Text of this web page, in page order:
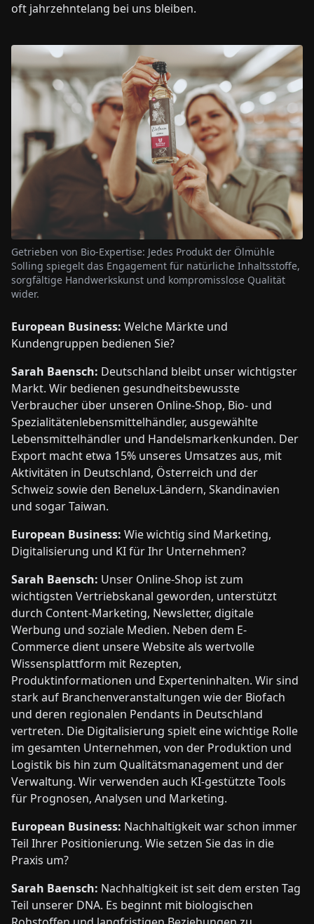
oft jahrzehntelang bei uns bleiben.
Getrieben von Bio-Expertise: Jedes Produkt der Ölmühle
Solling spiegelt das Engagement für natürliche Inhaltsstoffe,
sorgfältige Handwerkskunst und kompromisslose Qualität
wider.
European Business: Welche Märkte und
Kundengruppen bedienen Sie?
Sarah Baensch: Deutschland bleibt unser wichtigster
Markt. Wir bedienen gesundheitsbewusste
Verbraucher über unseren Online-Shop, Bio- und
Spezialitätenlebensmittelhändler, ausgewählte
Lebensmittelhändler und Handelsmarkenkunden. Der
Export macht etwa 15% unseres Umsatzes aus, mit
Aktivitäten in Deutschland, Österreich und der
Schweiz sowie den Benelux-Ländern, Skandinavien
und sogar Taiwan.
European Business: Wie wichtig sind Marketing,
Digitalisierung und KI für Ihr Unternehmen?
Sarah Baensch: Unser Online-Shop ist zum
wichtigsten Vertriebskanal geworden, unterstützt
durch Content-Marketing, Newsletter, digitale
Werbung und soziale Medien. Neben dem E-
Commerce dient unsere Website als wertvolle
Wissensplattform mit Rezepten,
Produktinformationen und Experteninhalten. Wir sind
stark auf Branchenveranstaltungen wie der Biofach
und deren regionalen Pendants in Deutschland
vertreten. Die Digitalisierung spielt eine wichtige Rolle
im gesamten Unternehmen, von der Produktion und
Logistik bis hin zum Qualitätsmanagement und der
Verwaltung. Wir verwenden auch KI-gestützte Tools
für Prognosen, Analysen und Marketing.
European Business: Nachhaltigkeit war schon immer
Teil Ihrer Positionierung. Wie setzen Sie das in die
Praxis um?
Sarah Baensch: Nachhaltigkeit ist seit dem ersten Tag
Teil unserer DNA. Es beginnt mit biologischen